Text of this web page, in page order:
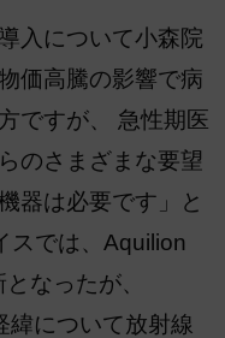
入について小森院
価高騰の影響で病
ですが、 急性期医
のさまざまな要望
器は必要です」と
スでは、Aquilion
なったが、
について放射線